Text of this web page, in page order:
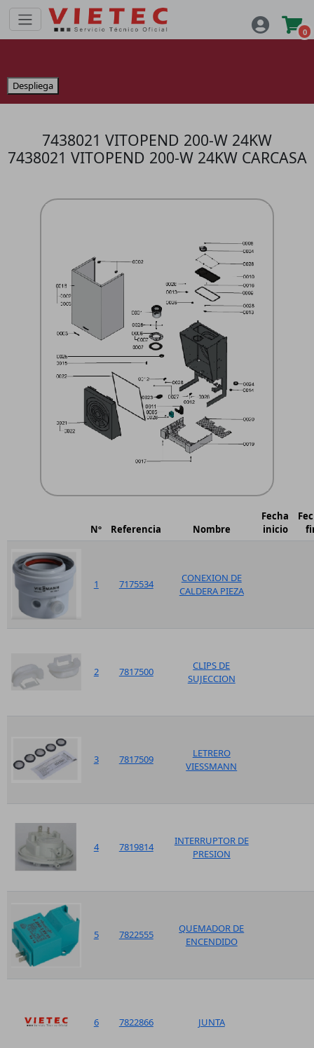
0
Despliega
7438021 VITOPEND 200-W 24KW
7438021 VITOPEND 200-W 24KW CARCASA
Nº Referencia Nombre
Fecha
inicio
1 7175534
CONEXION DE
CALDERA PIEZA
2 7817500
CLIPS DE
SUJECCION
3 7817509
LETRERO
VIESSMANN
4 7819814
INTERRUPTOR DE
PRESION
5 7822555
QUEMADOR DE
ENCENDIDO
6 7822866 JUNTA